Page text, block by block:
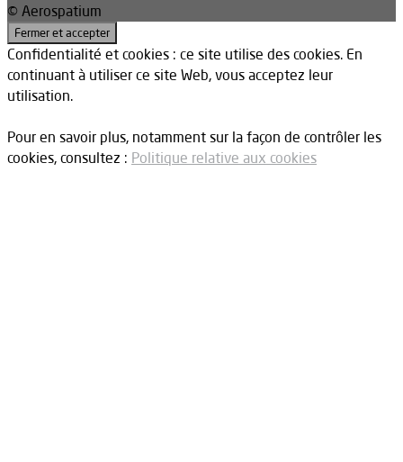
© Aerospatium
Confidentialité et cookies : ce site utilise des cookies. En
continuant à utiliser ce site Web, vous acceptez leur
utilisation.
Pour en savoir plus, notamment sur la façon de contrôler les
cookies, consultez : Politique relative aux cookies